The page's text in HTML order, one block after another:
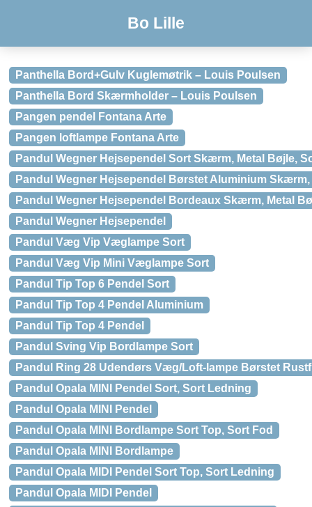
Bo Lille
Panthella Bord+Gulv Kuglemøtrik – Louis Poulsen
Panthella Bord Skærmholder – Louis Poulsen
Pangen pendel Fontana Arte
Pangen loftlampe Fontana Arte
Pandul Wegner Hejsependel Sort Skærm, Metal Bøjle,
Pandul Wegner Hejsependel Børstet Aluminium
Pandul Wegner Hejsependel Bordeaux Skærm, Metal
Pandul Wegner Hejsependel
Pandul Væg Vip Væglampe Sort
Pandul Væg Vip Mini Væglampe Sort
Pandul Tip Top 6 Pendel Sort
Pandul Tip Top 4 Pendel Aluminium
Pandul Tip Top 4 Pendel
Pandul Sving Vip Bordlampe Sort
Pandul Ring 28 Udendørs Væg/Loft-lampe Børstet
Pandul Opala MINI Pendel Sort, Sort Ledning
Pandul Opala MINI Pendel
Pandul Opala MINI Bordlampe Sort Top, Sort Fod
Pandul Opala MINI Bordlampe
Pandul Opala MIDI Pendel Sort Top, Sort Ledning
Pandul Opala MIDI Pendel